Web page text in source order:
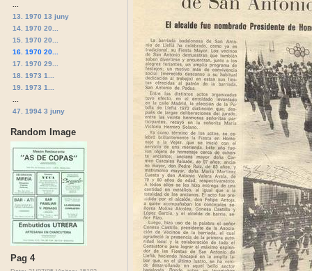
13. 1970 13 juny
14. 1970 20...
15. 1970 20...
16. 1970 20...
17. 1970 29...
18. 1973 1...
19. 1973 1...
47. 1994 3 juny
Random Image
Pag 4